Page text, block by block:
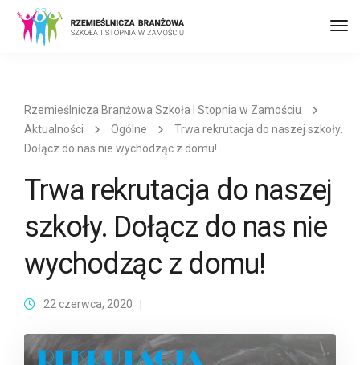
Rzemieślnicza Branżowa Szkoła I Stopnia w Zamościu
Aktualności
Ogólne
Trwa rekrutacja do naszej szkoły.
Dołącz do nas nie wychodząc z domu!
Trwa rekrutacja do naszej
szkoły. Dołącz do nas nie
wychodząc z domu!
22 czerwca, 2020